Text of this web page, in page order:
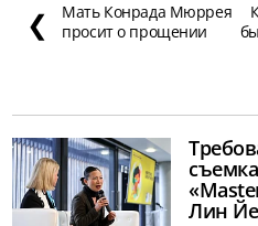
❮
Мать Конрада Мюррея
просит о прощении
Лин